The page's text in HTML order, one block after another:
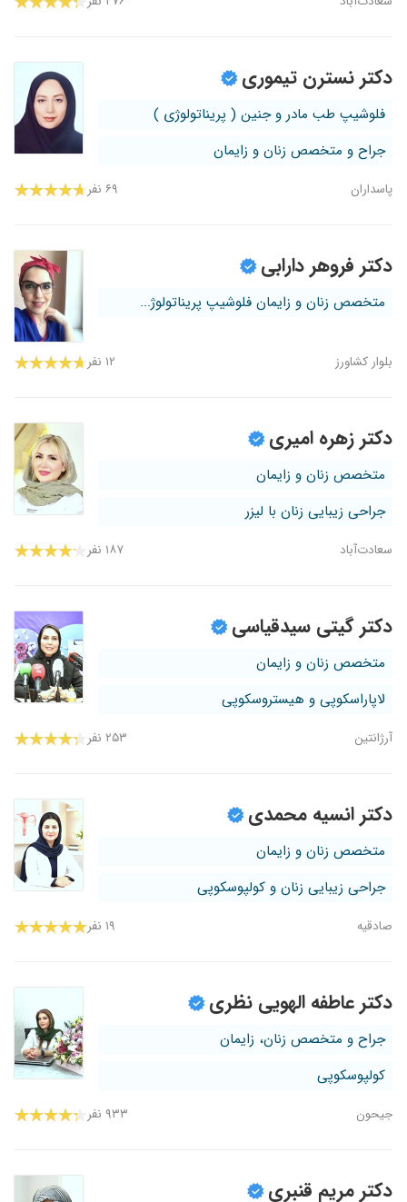
دکتر نسترن تیموری
فلوشیپ طب مادر و جنین ( پریناتولوژی )
جراح و متخصص زنان و زایمان
پاسداران ۶۹ نفر
دکتر فروهر دارابی
متخصص زنان و زایمان فلوشیپ پریناتولوژ...
بلوار کشاورز ۱۲ نفر
دکتر زهره امیری
متخصص زنان و زایمان
جراحی زیبایی زنان با لیزر
سعادت‌آباد ۱۸۷ نفر
دکتر گیتی سیدقیاسی
متخصص زنان و زایمان
لاپاراسکوپی و هیستروسکوپی
آرژانتین ۲۵۳ نفر
دکتر انسیه محمدی
متخصص زنان و زایمان
جراحی زیبایی زنان و کولپوسکوپی
صادقیه ۱۹ نفر
دکتر عاطفه الهویی نظری
جراح و متخصص زنان، زایمان
کولپوسکوپی
جیحون ۹۳۳ نفر
دکتر مریم قنبری